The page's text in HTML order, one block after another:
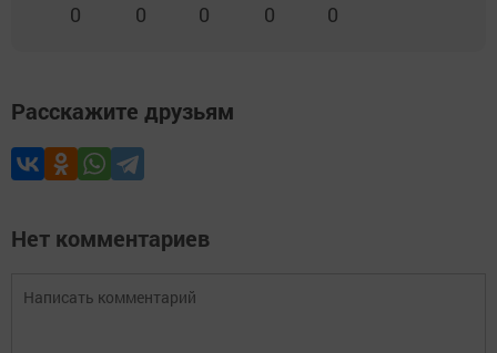
0 0 0 0 0
Расскажите друзьям
Нет комментариев